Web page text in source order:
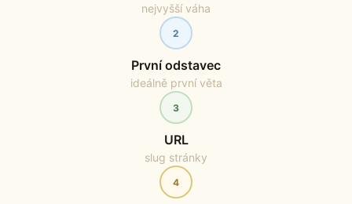
nejvyšší váha
2
První odstavec
ideálně první věta
3
URL
slug stránky
4